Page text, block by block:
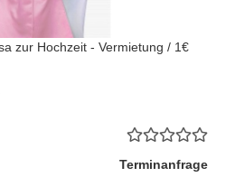
zur Hochzeit - Vermietung / 1€
Terminanfrage